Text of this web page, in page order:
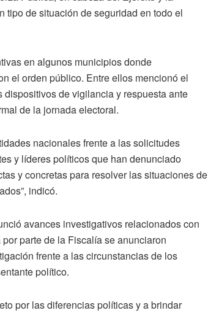
tipo de situación de seguridad en todo el
en algunos municipios donde
el orden público. Entre ellos mencionó el
de vigilancia y respuesta ante
de la jornada electoral.
nacionales frente a las solicitudes
y líderes políticos que han denunciado
y concretas para resolver las situaciones de
indicó.
avances investigativos relacionados con
parte de la Fiscalía se anunciaron
frente a las circunstancias de los
político.
por las diferencias políticas y a brindar